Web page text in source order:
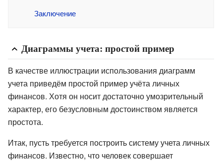
Заключение
Диаграммы учета: простой пример
В качестве иллюстрации использования диаграмм
учета приведём простой пример учёта личных
финансов. Хотя он носит достаточно умозрительный
характер, его безусловным достоинством является
простота.
Итак, пусть требуется построить систему учета личных
финансов. Известно, что человек совершает